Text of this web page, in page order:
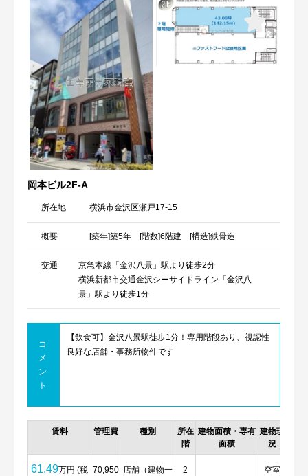
岡本ビル2F-A
所在地 横浜市金沢区瀬戸17-15
概要 [築年]築5年 [階数]6階建 [構造]鉄骨造
交通
京急本線「金沢八景」駅より徒歩2分
横浜新都市交通金沢シーサイドライン「金沢八
景」駅より徒歩1分
コ
メ
ン
ト
【飲食可】金沢八景駅徒歩1分！専用階段あり、視認性
良好な店舗・事務所物件です
賃料 管理費 種別
所在
階
建物面積・専有
面積
建物現
況
61.49万円 (税 70,950 店舗（建物一
2 空室